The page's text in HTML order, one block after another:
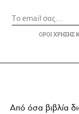
ΟΡΟΙ ΧΡΗΣΗΣ
Από όσα βιβλία